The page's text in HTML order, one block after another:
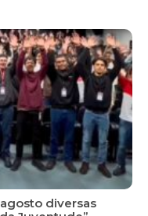
diversas